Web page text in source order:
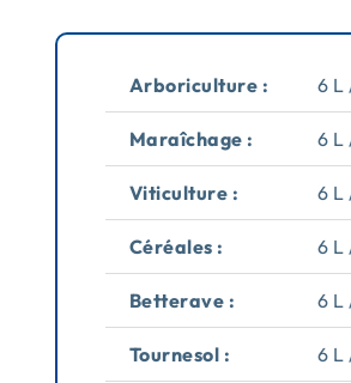
Arboriculture : 6 L
Maraîchage : 6 L
Viticulture : 6 L
Céréales : 6 L
Betterave : 6 L
Tournesol : 6 L